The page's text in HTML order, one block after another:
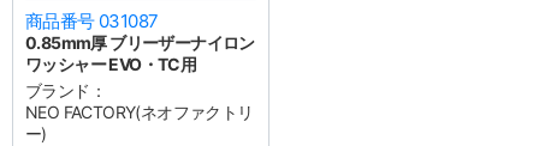
商品番号 031087
0.85mm厚 ブリーザーナイロン
ワッシャー EVO・TC用
ブランド：
NEO FACTORY(ネオファクトリ
ー)